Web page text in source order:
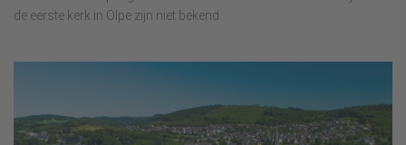
de eerste kerk in Olpe zijn niet bekend.